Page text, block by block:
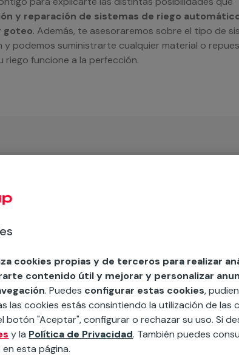
y reparación de sistemas de riego
goteo. Además, te asesoraremos sobre el tipo de
y podemos suministrarte cualquier material o
riego funcione a la perfección.
compromiso
MULTIMAP
servicio a medida incluyendo todo lo que necesites:
electrodomésticos, etc. Cuéntanos que necesitas
cookies propias y de terceros para realizar
contenido útil y mejorar y personalizar
. Puedes configurar estas cookies,
las cookies estás consintiendo la utilización de
botón "Aceptar", configurar o rechazar su uso. Si
y la Política de Privacidad. También puedes
esta página.